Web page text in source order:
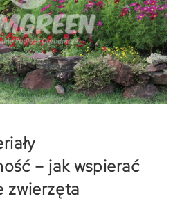
– jak wspierać
zwierzęta